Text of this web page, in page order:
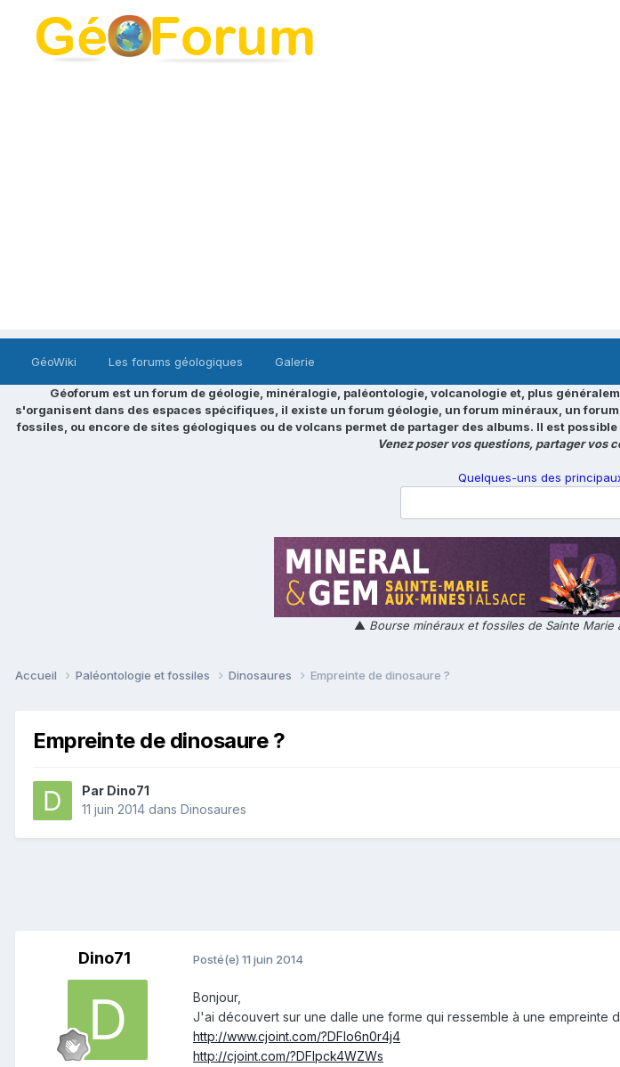
GéoWiki Les forums géologiques Galerie
Géoforum est un forum de géologie, minéralogie, paléontologie, volcanologie et, plus
s'organisent dans des espaces spécifiques, il existe un forum géologie, un forum minéraux, un
fossiles, ou encore de sites géologiques ou de volcans permet de partager des albums. Il est
Venez poser vos questions, partager vos
Quelques-uns des
▲ Bourse minéraux et fossiles de Sainte
Accueil Paléontologie et fossiles Dinosaures Empreinte de dinosaure ?
Empreinte de dinosaure ?
Par Dino71
11 juin 2014 dans Dinosaures
Dino71 Posté(e) 11 juin 2014
Bonjour,
J'ai découvert sur une dalle une forme qui ressemble à une empreinte
http://www.cjoint.com/?DFlo6n0r4j4
http://cjoint.com/?DFlpck4WZWs